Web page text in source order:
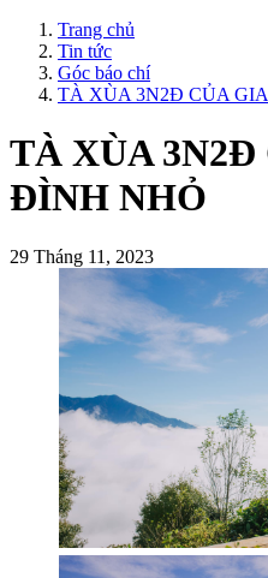
Trang chủ
Tin tức
Góc báo chí
TÀ XÙA 3N2Đ CỦA
TÀ XÙA 3N2Đ
ĐÌNH NHỎ
29 Tháng 11, 2023